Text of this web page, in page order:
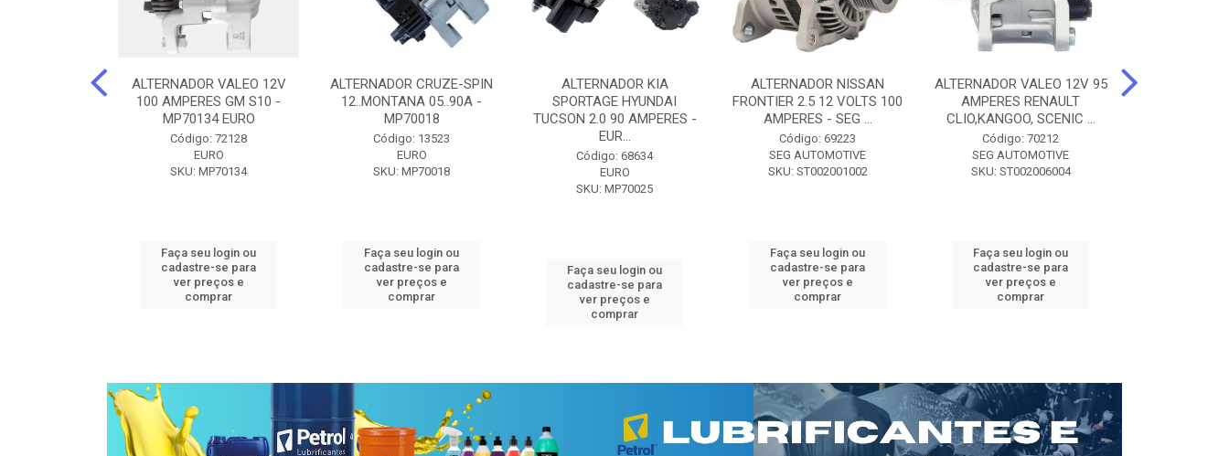
ALTERNADOR VALEO 12V
100 AMPERES GM S10 -
MP70134 EURO
Código: 72128
EURO
SKU: MP70134
Faça seu login ou
cadastre-se para
ver preços e
comprar
ALTERNADOR CRUZE-SPIN
12..MONTANA 05..90A -
MP70018
Código: 13523
EURO
SKU: MP70018
Faça seu login ou
cadastre-se para
ver preços e
comprar
ALTERNADOR KIA
SPORTAGE HYUNDAI
TUCSON 2.0 90 AMPERES -
EUR...
Código: 68634
EURO
SKU: MP70025
Faça seu login ou
cadastre-se para
ver preços e
comprar
ALTERNADOR NISSAN
FRONTIER 2.5 12 VOLTS 100
AMPERES - SEG ...
Código: 69223
SEG AUTOMOTIVE
SKU: ST002001002
Faça seu login ou
cadastre-se para
ver preços e
comprar
ALTERNADOR VALEO 12V 95
AMPERES RENAULT
CLIO,KANGOO, SCENIC ...
Código: 70212
SEG AUTOMOTIVE
SKU: ST002006004
Faça seu login ou
cadastre-se para
ver preços e
comprar